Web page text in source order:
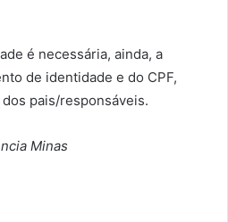
é necessária, ainda, a
de identidade e do CPF,
pais/responsáveis.
Minas